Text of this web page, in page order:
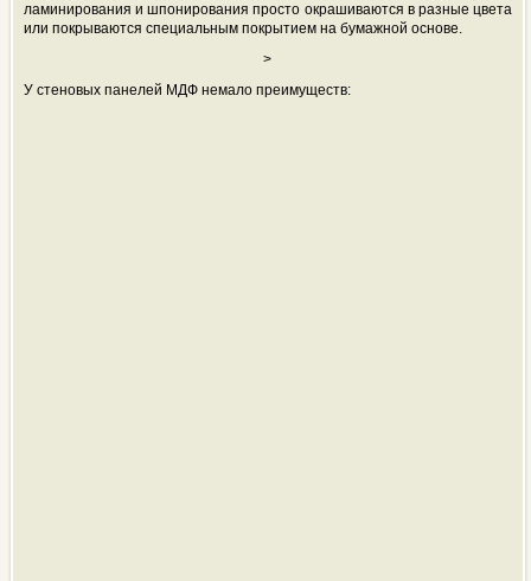
ламинирования и шпонирования просто окрашиваются в разные цвета
или покрываются специальным покрытием на бумажной основе.
>
У стеновых панелей МДФ немало преимуществ: